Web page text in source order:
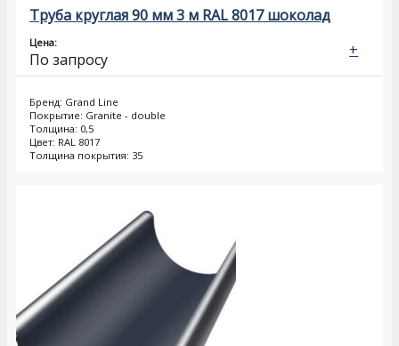
Труба круглая 90 мм 3 м RAL 8017 шоколад
Цена:
По запросу
Бренд: Grand Line
Покрытие: Granite - double
Толщина: 0,5
Цвет: RAL 8017
Толщина покрытия: 35
+